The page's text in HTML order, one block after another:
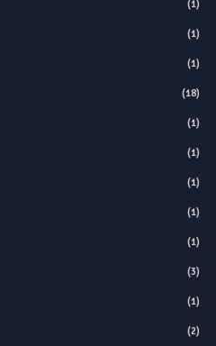
(1)
(1)
(1)
(18)
(1)
(1)
(1)
(1)
(1)
(3)
(1)
(2)